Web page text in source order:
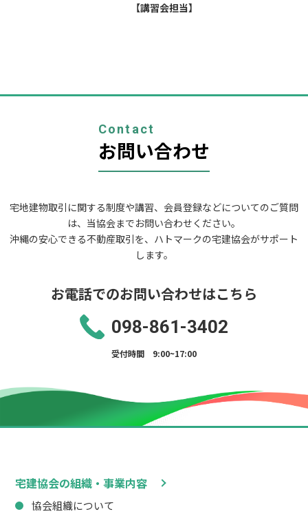
【講習会担当】
Contact
お問い合わせ
宅地建物取引に関する制度や講習、会員登録などについてのご質問
は、当協会までお問い合わせください。
沖縄の安心できる不動産取引を、ハトマークの宅建協会がサポート
します。
お電話でのお問い合わせはこちら
098-861-3402
受付時間 9:00~17:00
宅建協会の組織・事業内容
協会組織について